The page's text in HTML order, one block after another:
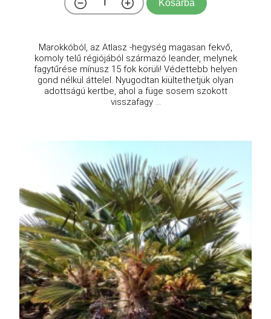
Kosárba
Marokkóból, az Atlasz -hegység magasan fekvő,
komoly telű régiójából származó leander, melynek
fagytűrése mínusz 15 fok körüli! Védettebb helyen
gond nélkül áttelel. Nyugodtan kiültethetjük olyan
adottságú kertbe, ahol a füge sosem szokott
visszafagy ...